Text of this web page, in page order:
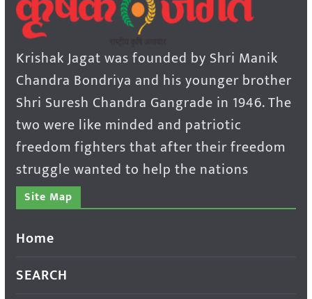
Krishak Jagat was founded by Shri Manik
Chandra Bondriya and his younger brother
Shri Suresh Chandra Gangrade in 1946. The
two were like minded and patriotic
freedom fighters that after their freedom
struggle wanted to help the nations
Site Map
Home
SEARCH